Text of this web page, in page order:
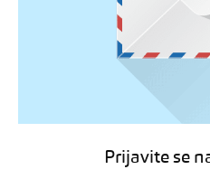
Prijavite se